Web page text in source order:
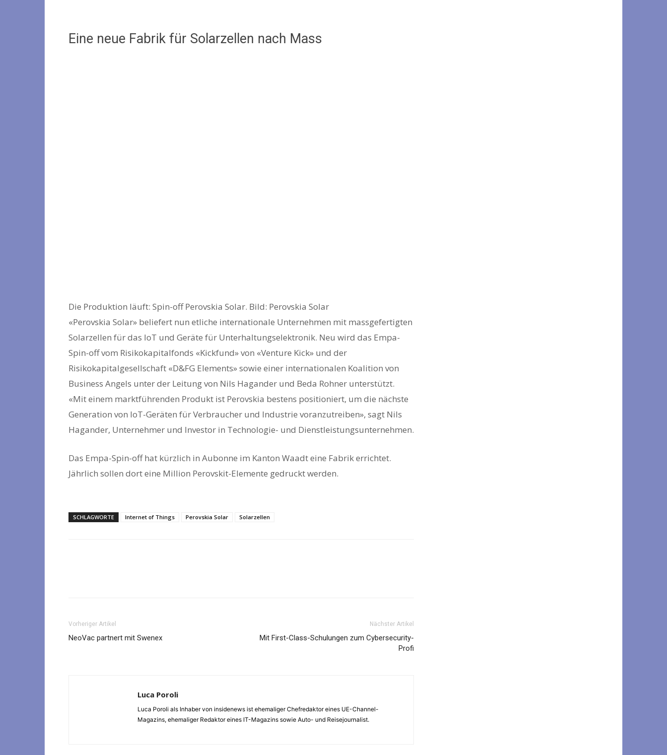
Eine neue Fabrik für Solarzellen nach Mass
Die Produktion läuft: Spin-off Perovskia Solar. Bild: Perovskia Solar
«Perovskia Solar» beliefert nun etliche internationale Unternehmen mit massgefertigten
Solarzellen für das IoT und Geräte für Unterhaltungselektronik. Neu wird das Empa-
Spin-off vom Risikokapitalfonds «Kickfund» von «Venture Kick» und der
Risikokapitalgesellschaft «D&FG Elements» sowie einer internationalen Koalition von
Business Angels unter der Leitung von Nils Hagander und Beda Rohner unterstützt.
«Mit einem marktführenden Produkt ist Perovskia bestens positioniert, um die nächste
Generation von IoT-Geräten für Verbraucher und Industrie voranzutreiben», sagt Nils
Hagander, Unternehmer und Investor in Technologie- und Dienstleistungsunternehmen.
Das Empa-Spin-off hat kürzlich in Aubonne im Kanton Waadt eine Fabrik errichtet.
Jährlich sollen dort eine Million Perovskit-Elemente gedruckt werden.
SCHLAGWORTE Internet of Things Perovskia Solar Solarzellen
Vorheriger Artikel
NeoVac partnert mit Swenex
Nächster Artikel
Mit First-Class-Schulungen zum Cybersecurity-
Profi
Luca Poroli
Luca Poroli als Inhaber von insidenews ist ehemaliger Chefredaktor eines UE-Channel-
Magazins, ehemaliger Redaktor eines IT-Magazins sowie Auto- und Reisejournalist.